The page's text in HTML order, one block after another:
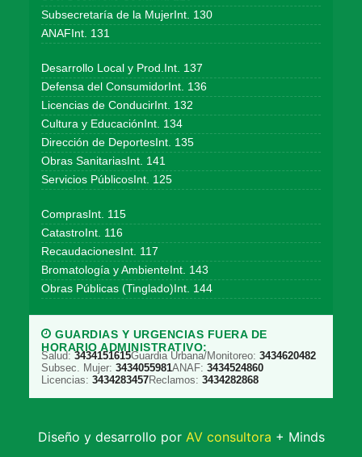
Subsecretaría de la MujerInt. 130
ANAFInt. 131
Desarrollo Local y Prod.Int. 137
Defensa del ConsumidorInt. 136
Licencias de ConducirInt. 132
Cultura y EducaciónInt. 134
Dirección de DeportesInt. 135
Obras SanitariasInt. 141
Servicios PúblicosInt. 125
ComprasInt. 115
CatastroInt. 116
RecaudacionesInt. 117
Bromatología y AmbienteInt. 143
Obras Públicas (Tinglado)Int. 144
GUARDIAS Y URGENCIAS FUERA DE
HORARIO ADMINISTRATIVO:
Salud: 3434151615Guardia Urbana/Monitoreo: 3434620482
Subsec. Mujer: 3434055981ANAF: 3434524860
Licencias: 3434283457Reclamos: 3434282868
Diseño y desarrollo por AV consultora + Minds